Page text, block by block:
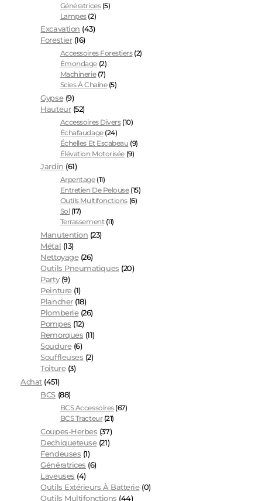
Génératrices (5)
Lampes (2)
Excavation (43)
Forestier (16)
Accessoires Forestiers (2)
Émondage (2)
Machinerie (7)
Scies À Chaîne (5)
Gypse (9)
Hauteur (52)
Accessoires Divers (10)
Échafaudage (24)
Échelles Et Escabeau (9)
Élévation Motorisée (9)
Jardin (61)
Arpentage (11)
Entretien De Pelouse (15)
Outils Multifonctions (6)
Sol (17)
Terrassement (11)
Manutention (23)
Métal (13)
Nettoyage (26)
Outils Pneumatiques (20)
Party (9)
Peinture (1)
Plancher (18)
Plomberie (26)
Pompes (12)
Remorques (11)
Soudure (6)
Souffleuses (2)
Toiture (3)
Achat (451)
BCS (88)
BCS Accessoires (67)
BCS Tracteur (21)
Coupes-Herbes (37)
Dechiqueteuse (21)
Fendeuses (1)
Génératrices (6)
Laveuses (4)
Outils Extérieurs À Batterie (0)
Outils Multifonctions (44)